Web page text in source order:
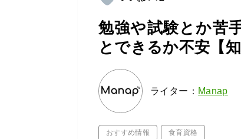
勉強や試験とか苦
とできるか不安【知
ライター： Manap
おすすめ情報 食育資格